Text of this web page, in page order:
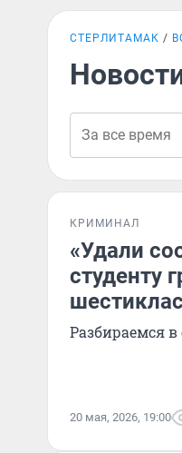
СТЕРЛИТАМАК
КРИМИНАЛ
«Удали
студенту
Разбираемся
20 мая, 2026, 19:00